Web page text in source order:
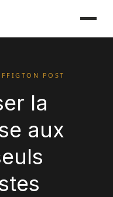
POST
la
aux